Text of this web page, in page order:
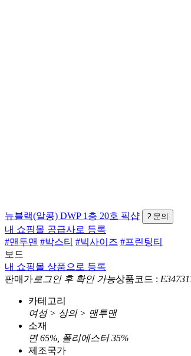
뉴블랙(알콩) DWP 1층 20호 픽샵 ? 문의
내 쇼핑몰 공급사로 등록
#맨투맨 #박스티 #빅사이즈 #프린팅티
보드
내 쇼핑몰 상품으로 등록
판매가 로그인 후 확인 가능상품코드 :
카테고리
여성 > 상의 > 맨투맨
소재
면 65%, 폴리에스터 35%
제조국가